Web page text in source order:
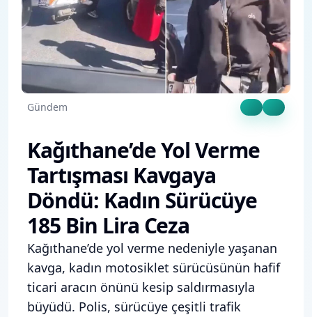
Gündem
Kağıthane’de Yol Verme
Tartışması Kavgaya
Döndü: Kadın Sürücüye
185 Bin Lira Ceza
Kağıthane’de yol verme nedeniyle yaşanan
kavga, kadın motosiklet sürücüsünün hafif
ticari aracın önünü kesip saldırmasıyla
büyüdü. Polis, sürücüye çeşitli trafik